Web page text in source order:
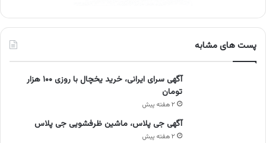
پست های مشابه
آگهی سرای ایرانی، خرید یخچال با روزی ۱۰۰ هزار
تومان
۲ هفته پیش
آگهی جی پلاس، ماشین ظرفشویی جی پلاس
۲ هفته پیش